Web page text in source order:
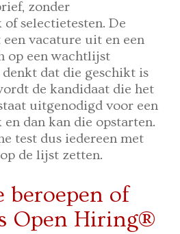
zonder
selectietesten. De
vacature uit en een
op een wachtlijst
dat die geschikt is
de kandidaat die het
uitgenodigd voor een
dan kan die opstarten.
test dus iedereen met
de lijst zetten.
beroepen of
Open Hiring®